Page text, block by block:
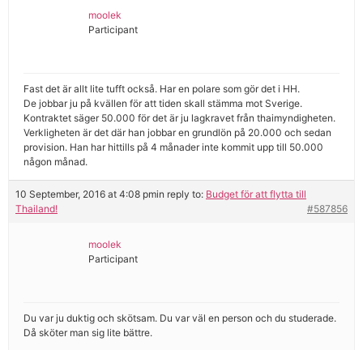
moolek
Participant
Fast det är allt lite tufft också. Har en polare som gör det i HH.
De jobbar ju på kvällen för att tiden skall stämma mot Sverige.
Kontraktet säger 50.000 för det är ju lagkravet från thaimyndigheten.
Verkligheten är det där han jobbar en grundlön på 20.000 och sedan
provision. Han har hittills på 4 månader inte kommit upp till 50.000
någon månad.
10 September, 2016 at 4:08 pmin reply to: Budget för att flytta till
Thailand!
#587856
moolek
Participant
Du var ju duktig och skötsam. Du var väl en person och du studerade.
Då sköter man sig lite bättre.